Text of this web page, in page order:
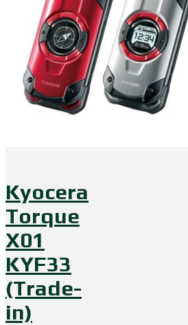
Kyocera
Torque
X01
KYF33
(Trade-
in)